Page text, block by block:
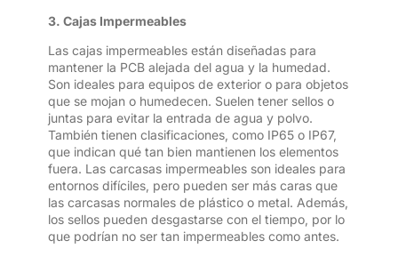
3. Cajas Impermeables
Las cajas impermeables están diseñadas para
mantener la PCB alejada del agua y la humedad.
Son ideales para equipos de exterior o para objetos
que se mojan o humedecen. Suelen tener sellos o
juntas para evitar la entrada de agua y polvo.
También tienen clasificaciones, como IP65 o IP67,
que indican qué tan bien mantienen los elementos
fuera. Las carcasas impermeables son ideales para
entornos difíciles, pero pueden ser más caras que
las carcasas normales de plástico o metal. Además,
los sellos pueden desgastarse con el tiempo, por lo
que podrían no ser tan impermeables como antes.